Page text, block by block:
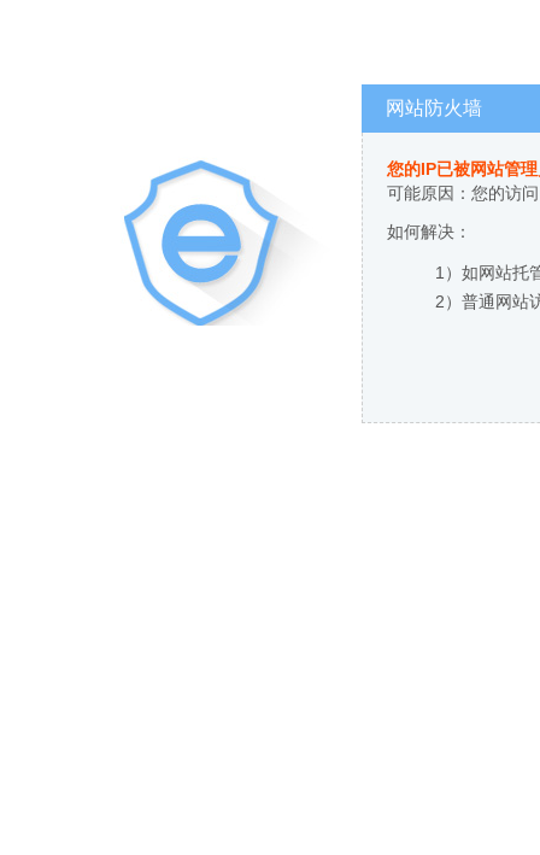
网站防火墙
您的IP已被网站管
可能原因：您的访
如何解决：
1）如网站托
2）普通网站